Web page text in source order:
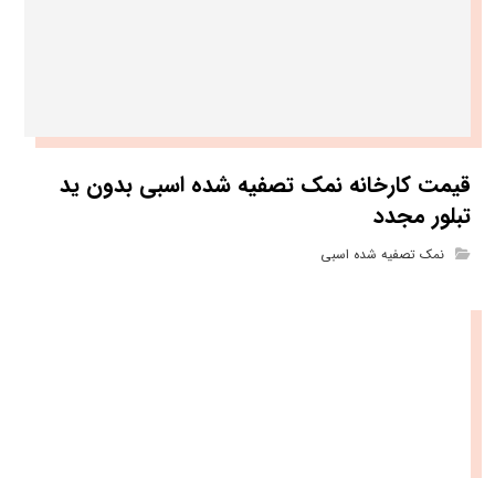
قیمت کارخانه نمک تصفیه شده اسبی بدون ید
تبلور مجدد
نمک تصفیه شده اسبی